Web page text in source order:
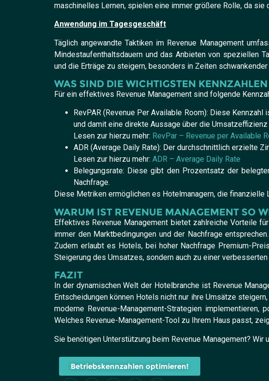
maschinelles Lernen, spielen eine immer größere Rolle, da
Anwendung im Tagesgeschäft
Täglich angewandte Taktiken im Revenue Management
Mindestaufenthaltsdauern und das Anbieten von speziellen
und die Erträge zu steigern, besonders in Zeiten schwankender
WAS SIND DIE WICHTIGSTEN
Für ein effektives Revenue Management sind folgende
RevPAR (Revenue Per Available Room): Diese
und damit eine direkte Aussage über die
Lesen zur hierzu mehr: RevPar – Revenue per Available
ADR (Average Daily Rate): Der durchschnittlich erzielte
Lesen zur hierzu mehr: ADR – Average Daily Rate
Belegungsrate: Diese gibt den Prozentsatz der
Nachfrage.
Diese Metriken ermöglichen es Hotelmanagern, die
WARUM IST REVENUE MANAGEMENT SO
Effektives Revenue Management bietet zahlreiche Vorteile
immer den Marktbedingungen und der Nachfrage
Zudem erlaubt es Hotels, bei hoher Nachfrage Premium-
Steigerung des Umsatzes, sondern auch zu einer
FAZIT
In der dynamischen Welt der Hotelbranche ist Revenue
Entscheidungen können Hotels nicht nur ihre Umsätze
moderne Revenue-Management-Strategien
Welches Revenue-Management-Tool zu Ihrem Haus passt,
Sie benötigen Unterstützung beim Revenue Management? Wir
Betriebskennzahlen optimieren!